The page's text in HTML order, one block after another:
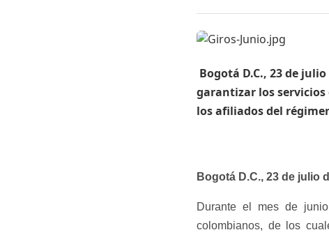
Bogotá D.C., 23 de
garantizar los servicios
los afiliados del
Bogotá D.C., 23 de julio
Durante el mes de
colombianos, de los